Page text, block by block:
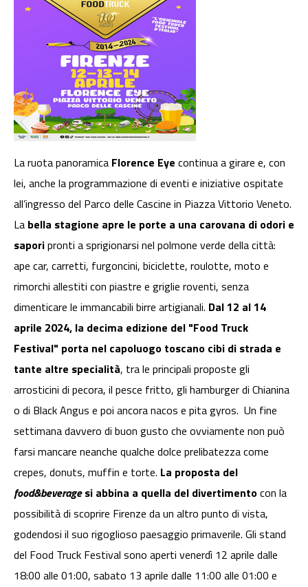
La ruota panoramica Florence Eye continua a girare e, con
lei, anche la programmazione di eventi e iniziative ospitate
all’ingresso del Parco delle Cascine in Piazza Vittorio Veneto.
La bella stagione apre le porte a una carovana di odori e
saporipronti a sprigionarsi nel polmone verde della città:
ape car, carretti, furgoncini, biciclette, roulotte, moto e
rimorchi allestiti con piastre e griglie roventi, senza
dimenticare le immancabili birre artigianali. Dal 12 al 14
aprile 2024, la decima edizione del "Food Truck
Festival" porta nel capoluogo toscano cibi di strada e
tante altre specialità, tra le principali proposte gli
arrosticini di pecora, il pesce fritto, gli hamburger di Chianina
o di Black Angus e poi ancora nacos e pita gyros. Un fine
settimana davvero di buon gusto che ovviamente non può
farsi mancare neanche qualche dolce prelibatezza come
crepes, donuts, muffin e torte. La proposta del
food&beveragesi abbina a quella del divertimentocon la
possibilità di scoprire Firenze da un altro punto di vista,
godendosi il suo rigoglioso paesaggio primaverile. Gli stand
del Food Truck Festival sono aperti venerdì 12 aprile dalle
18:00 alle 01:00, sabato 13 aprile dalle 11:00 alle 01:00 e